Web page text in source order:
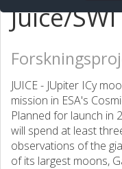
Juice/SWI
JUICE - JUpiter ICy
mission in ESA's
Planned for launch in
will spend at least
observations of the
of its largest moons,